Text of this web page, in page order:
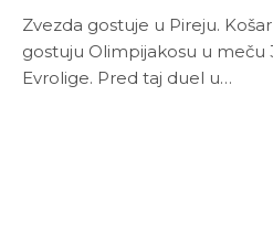
Zvezda gostuje u Pireju.
gostuju Olimpijakosu u meču
Evrolige. Pred taj duel u…